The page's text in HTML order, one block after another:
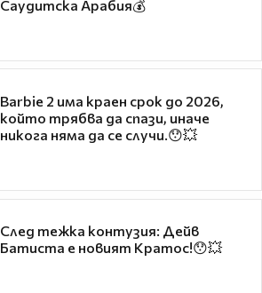
Саудитска Арабия💰
Barbie 2 има краен срок до 2026,
който трябва да спази, иначе
никога няма да се случи.😯💥
След тежка контузия: Дейв
Батиста е новият Кратос!😯💥